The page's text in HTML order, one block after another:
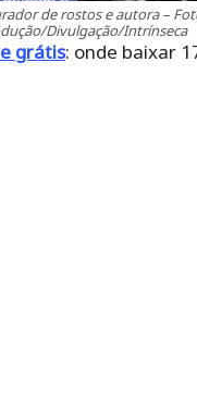
de rostos e autora –
Divulgação/Intrínseca
grátis: onde baixar